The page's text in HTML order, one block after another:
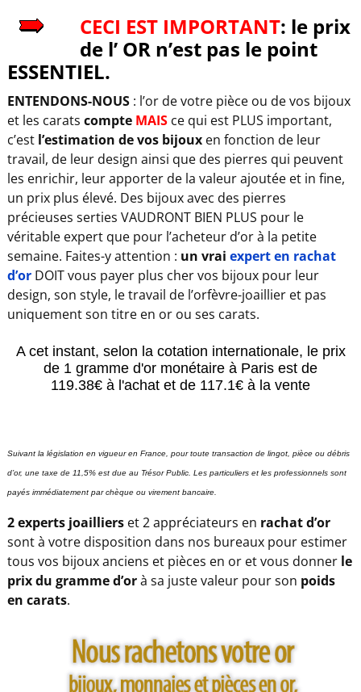
CECI EST IMPORTANT: le prix
de l’ OR n’est pas le point
ESSENTIEL.
ENTENDONS-NOUS: l’or de votre pièce ou de vos bijoux
et les carats compte MAISce qui est PLUS important,
c’est l’estimation de vos bijouxen fonction de leur
travail, de leur design ainsi que des pierres qui peuvent
les enrichir, leur apporter de la valeur ajoutée et in fine,
un prix plus élevé. Des bijoux avec des pierres
précieuses serties VAUDRONT BIEN PLUS pour le
véritable expert que pour l’acheteur d’or à la petite
semaine. Faites-y attention : un vrai expert en rachat
d’orDOIT vous payer plus cher vos bijoux pour leur
design, son style, le travail de l’orfèvre-joaillier et pas
uniquement son titre en or ou ses carats.
Suivant la législation en vigueur en France, pour toute transaction de lingot, pièce ou débris
d’or, une taxe de 11,5% est due au Trésor Public. Les particuliers et les professionnels sont
payés immédiatement par chèque ou virement bancaire.
2 experts joailliers et 2 appréciateurs en rachat d’or
sont à votre disposition dans nos bureaux pour estimer
tous vos bijoux anciens et pièces en or et vous donner le
prix du gramme d’orà sa juste valeur pour son poids
en carats.